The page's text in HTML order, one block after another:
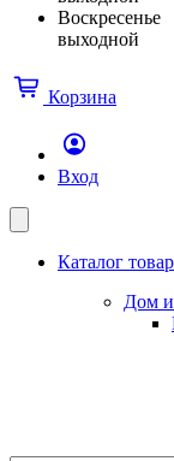
Воскресенье
выходной
Корзина
Вход
Каталог
Дом и